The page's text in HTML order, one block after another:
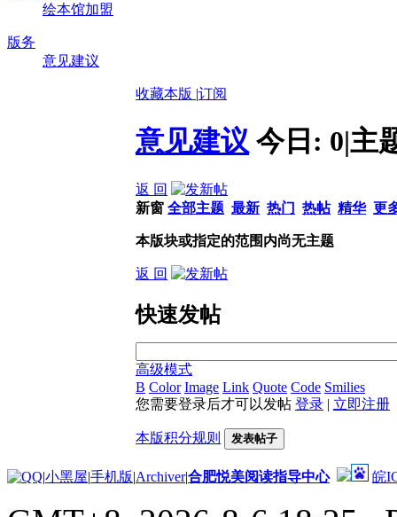
绘本馆加盟
版务
意见建议
收藏本版 |订阅
意见建议 今日: 0|主
返 回
新窗 全部主题 最新 热门 热帖 精华 更
本版块或指定的范围内尚无主题
返 回
快速发帖
高级模式
B Color Image Link Quote Code Smilies
您需要登录后才可以发帖 登录 | 立即注册
本版积分规则 发表帖子
|小黑屋|手机版|Archiver|合肥悦美阅读指导中心 皖